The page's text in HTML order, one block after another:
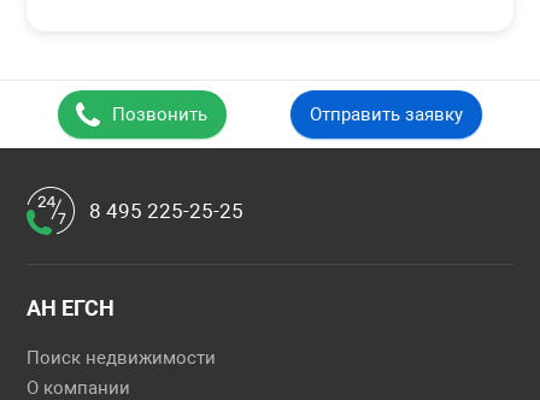
Позвонить Отправить заявку
8 495 225-25-25
АН ЕГСН
Поиск недвижимости
О компании